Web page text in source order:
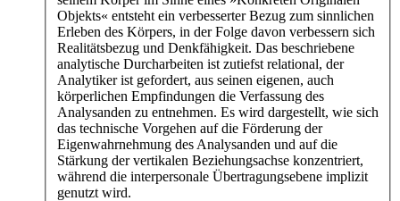
Objekts« entsteht ein verbesserter Bezug zum sinnlichen
Erleben des Körpers, in der Folge davon verbessern sich
Realitätsbezug und Denkfähigkeit. Das beschriebene
analytische Durcharbeiten ist zutiefst relational, der
Analytiker ist gefordert, aus seinen eigenen, auch
körperlichen Empfindungen die Verfassung des
Analysanden zu entnehmen. Es wird dargestellt, wie sich
das technische Vorgehen auf die Förderung der
Eigenwahrnehmung des Analysanden und auf die
Stärkung der vertikalen Beziehungsachse konzentriert,
während die interpersonale Übertragungsebene implizit
genutzt wird.